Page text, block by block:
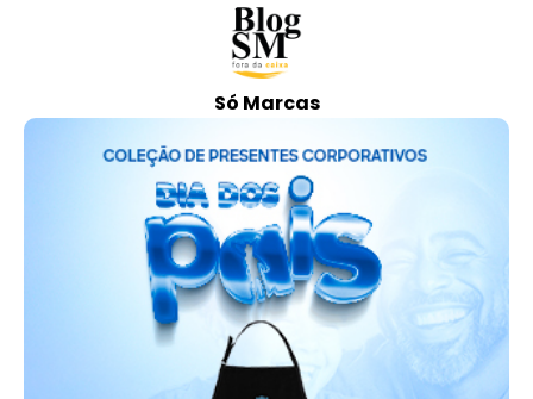
Só Marcas